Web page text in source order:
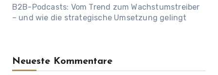
B2B-Podcasts: Vom Trend zum Wachstumstreiber
– und wie die strategische Umsetzung gelingt
Neueste Kommentare